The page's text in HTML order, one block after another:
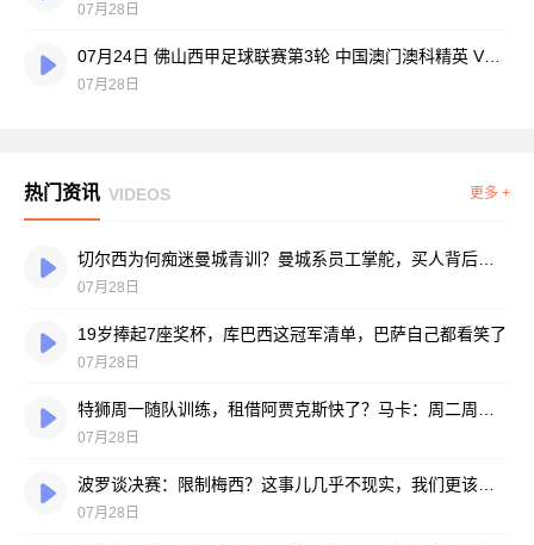
07月28日
07月24日 佛山西甲足球联赛第3轮 中国澳门澳科精英 VS 藝品高國際 全场录像
07月28日
热门资讯 VIDEOS 更多 +
07月28日
19岁捧起7座奖杯，库巴西这冠军清单，巴萨自己都看笑了
07月28日
07月28日
07月28日